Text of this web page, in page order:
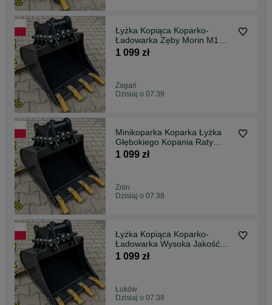
Łyżka Kopiąca Koparko-
Ładowarka Zęby Morin M1
Morin M2 Dostawa raty
1 099 zł
Żagań
Dzisiaj o 07:39
Minikoparka Koparka Łyżka
Głębokiego Kopania Raty
Transport MS01 MS03
1 099 zł
Żnin
Dzisiaj o 07:38
Łyżka Kopiąca Koparko-
Ładowarka Wysoka Jakość
*Raty* Dostawa CW05
1 099 zł
Łuków
Dzisiaj o 07:38